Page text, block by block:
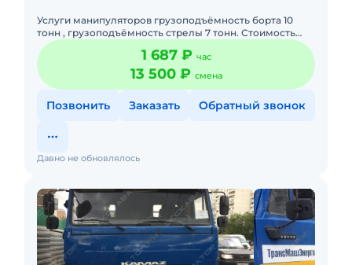
Услуги манипуляторов грузоподъёмность борта 10
тонн , грузоподъёмность стрелы 7 тонн. Стоимость
актуальная ! звоните!
1 687 ₽ час
13 500 ₽ смена
Позвонить Заказать Обратный звонок
Давно не обновлялось